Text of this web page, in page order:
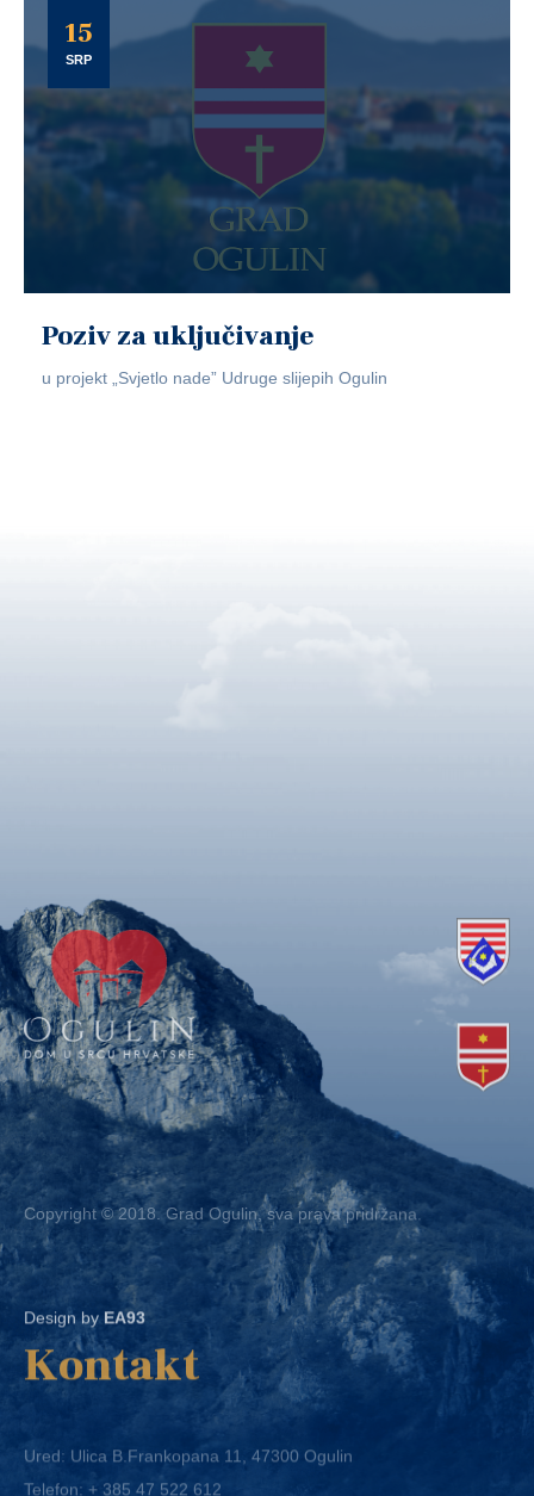
15
SRP
Poziv za uključivanje
u projekt „Svjetlo nade” Udruge slijepih Ogulin
Copyright © 2018. Grad Ogulin, sva prava pridržana.
Design byEA93
Kontakt
Ured: Ulica B.Frankopana 11, 47300 Ogulin
Telefon:+ 385 47 522 612
Telefaks:+ 385 47 522 821